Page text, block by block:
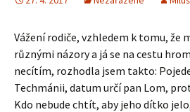
Vážení rodiče, vzhledem k tomu, že
různými názory a já se na cestu
necítím, rozhodla jsem takto:
Techmánii, datum určí pan Lom,
Kdo nebude chtít, aby jeho dítko